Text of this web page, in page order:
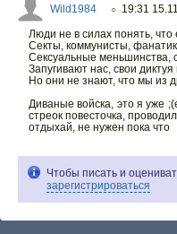
Wild1984 ○ 19:31
Люди не в силах понять, что
Секты, коммунисты,
Сексуальные меньшинства,
Запугивают нас, свои
Но они не знают, что мы из
Диваные войска, это я уже
стреок повесточка,
отдыхай, не нужен пока что
Чтобы писать и
зарегистрироваться